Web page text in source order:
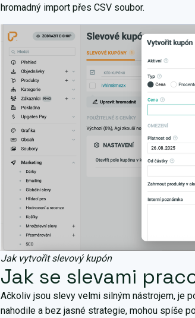
hromadný import přes CSV soubor.
Jak vytvořit slevový kupón
Jak se slevami
Ačkoliv jsou slevy velmi silným nástrojem, je
nahodile a bez jasné strategie, mohou spíše